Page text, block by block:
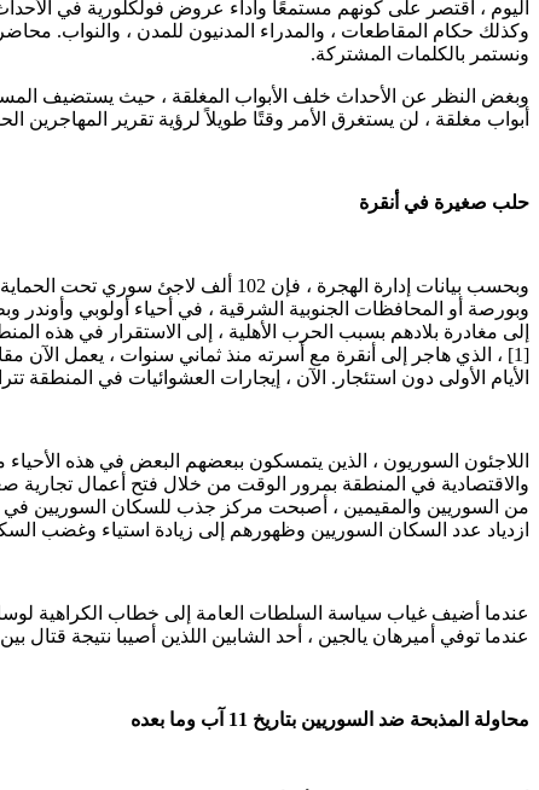
وكذلك حكام المقاطعات ، والمدراء المدنيون للمدن ، والنواب.
ونستمر بالكلمات المشتركة.
وبغض النظر عن الأحداث خلف الأبواب المغلقة ، حيث يستضيف
أبواب مغلقة ، لن يستغرق الأمر وقتًا طويلاً لرؤية تقرير
حلب صغيرة في أنقرة
وبحسب بيانات إدارة الهجرة ، فإن
وبورصة أو المحافظات الجنوبية الشرقية ، في أحياء أولوبي وأوندر
إلى مغادرة بلادهم بسبب الحرب الأهلية ، إلى الاستقرار في هذه
[1] ، الذي هاجر إلى أنقرة مع أسرته منذ ثماني سنوات ، يعمل الآن
الأيام الأولى دون استئجار. الآن ، إيجارات العشوائيات في المنطقة تتراوح بين 200-
اللاجئون السوريون ، الذين يتمسكون ببعضهم البعض في هذه الأحياء
والاقتصادية في المنطقة بمرور الوقت من خلال فتح أعمال تجارية
من السوريين والمقيمين ، أصبحت مركز جذب للسكان السوريين في
ازدياد عدد السكان السوريين وظهورهم إلى زيادة استياء وغضب
عندما أضيف غياب سياسة السلطات العامة إلى خطاب الكراهية
عندما توفي أميرهان يالجين ، أحد الشابين اللذين أصيبا نتيجة قتال
محاولة المذبحة ضد السوريين بتاريخ 11 آب وما بعده